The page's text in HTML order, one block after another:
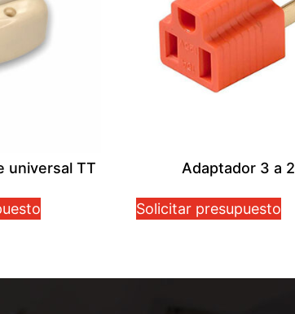
universal TT Adaptador 3 a 2
Solicitar presupuesto